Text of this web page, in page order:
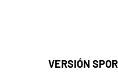
VERSIÓN